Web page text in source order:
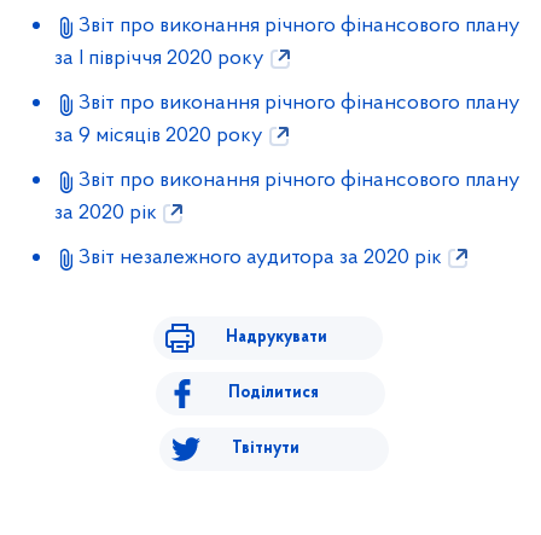
Звіт про виконання річного фінансового плану
за І півріччя 2020 року
Звіт про виконання річного фінансового плану
за 9 місяців 2020 року
Звіт про виконання річного фінансового плану
за 2020 рік
Звіт незалежного аудитора за 2020 рік
Надрукувати
Поділитися
Твітнути